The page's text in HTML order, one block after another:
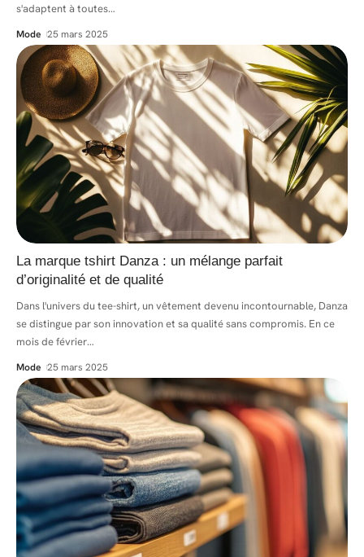
s'adaptent à toutes…
Mode 25 mars 2025
La marque tshirt Danza : un mélange parfait
d’originalité et de qualité
Dans l'univers du tee-shirt, un vêtement devenu incontournable, Danza
se distingue par son innovation et sa qualité sans compromis. En ce
mois de février…
Mode 25 mars 2025